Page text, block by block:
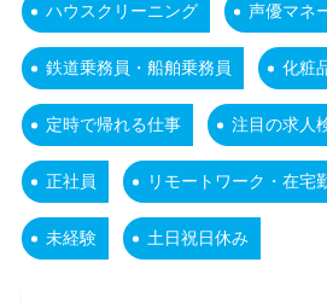
ハウスクリーニング 声優マネ
鉄道乗務員・船舶乗務員 化粧
定時で帰れる仕事 注目の求人
正社員 リモートワーク・在宅
未経験 土日祝日休み